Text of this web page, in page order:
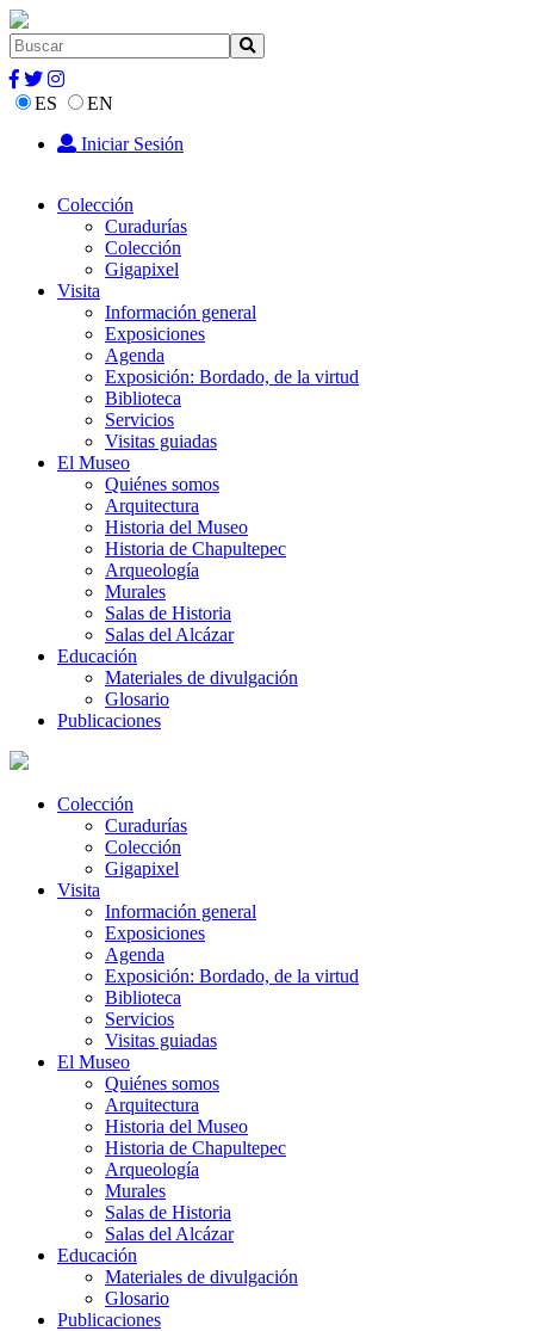
ES
EN
Iniciar Sesión
Colección
Curadurías
Colección
Gigapixel
Visita
Información general
Exposiciones
Agenda
Exposición: Bordado, de la virtud
Biblioteca
Servicios
Visitas guiadas
El Museo
Quiénes somos
Arquitectura
Historia del Museo
Historia de Chapultepec
Arqueología
Murales
Salas de Historia
Salas del Alcázar
Educación
Materiales de divulgación
Glosario
Publicaciones
Colección
Curadurías
Colección
Gigapixel
Visita
Información general
Exposiciones
Agenda
Exposición: Bordado, de la virtud
Biblioteca
Servicios
Visitas guiadas
El Museo
Quiénes somos
Arquitectura
Historia del Museo
Historia de Chapultepec
Arqueología
Murales
Salas de Historia
Salas del Alcázar
Educación
Materiales de divulgación
Glosario
Publicaciones